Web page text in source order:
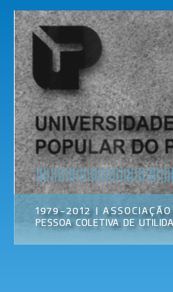
Universidade
Popular do
Porto
Associação
Cultural